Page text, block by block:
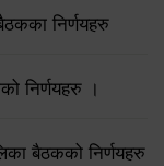
निर्णयहरु
निर्णयहरु ।
बैठकको निर्णयहरु